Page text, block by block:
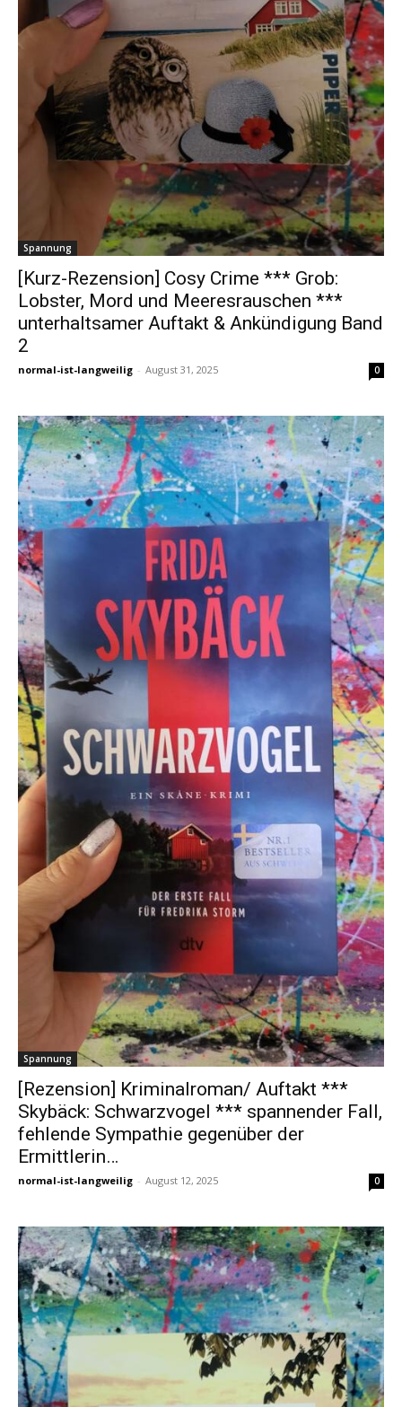
Spannung
[Kurz-Rezension] Cosy Crime *** Grob:
Lobster, Mord und Meeresrauschen ***
unterhaltsamer Auftakt & Ankündigung Band
2
normal-ist-langweilig - August 31, 2025 0
Spannung
[Rezension] Kriminalroman/ Auftakt ***
Skybäck: Schwarzvogel *** spannender Fall,
fehlende Sympathie gegenüber der
Ermittlerin…
normal-ist-langweilig - August 12, 2025 0